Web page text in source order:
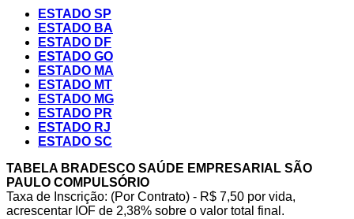
ESTADO SP
ESTADO BA
ESTADO DF
ESTADO GO
ESTADO MA
ESTADO MT
ESTADO MG
ESTADO PR
ESTADO RJ
ESTADO SC
TABELA BRADESCO SAÚDE EMPRESARIAL SÃO
PAULO COMPULSÓRIO
Taxa de Inscrição: (Por Contrato) - R$ 7,50 por vida,
acrescentar IOF de 2,38% sobre o valor total final.